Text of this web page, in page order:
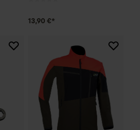
13,90 €*
instelling van cookies
ID
opslaan
Tag Manager
Cookies